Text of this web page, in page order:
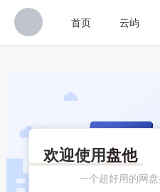
首页 云屿
欢迎使用盘他
一个超好用的网